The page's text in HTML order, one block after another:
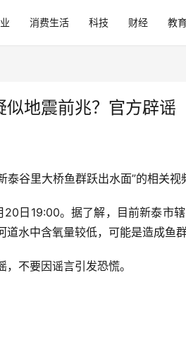
消费生活 科技 财经 教
地震前兆？官方辟谣
谷里大桥鱼群跃出水面”的相关视
日19:00。据了解，目前新泰市
水中含氧量较低，可能是造成鱼
不要因谣言引发恐慌。